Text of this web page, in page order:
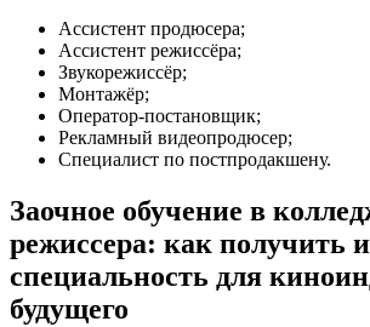
Ассистент продюсера;
Ассистент режиссёра;
Звукорежиссёр;
Монтажёр;
Оператор-постановщик;
Рекламный видеопродюсер;
Специалист по постпродакшену.
Заочное обучение в
режиссера: как получить
специальность для
будущего